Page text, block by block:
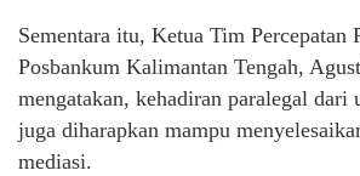
Sementara itu, Ketua Tim Percepatan
Posbankum Kalimantan Tengah,
mengatakan, kehadiran paralegal dari
juga diharapkan mampu
mediasi.